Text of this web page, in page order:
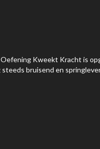
Kweekt Kracht is
bruisend en